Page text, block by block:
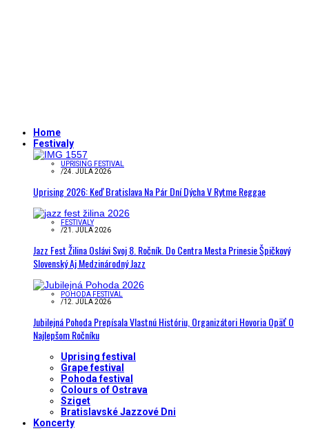
Home
Festivaly
UPRISING FESTIVAL
/24. JÚLA 2026
Uprising 2026: Keď Bratislava Na Pár Dní Dýcha V Rytme Reggae
FESTIVALY
/21. JÚLA 2026
Jazz Fest Žilina Oslávi Svoj 8. Ročník. Do Centra Mesta Prinesie Špičkový
Slovenský Aj Medzinárodný Jazz
POHODA FESTIVAL
/12. JÚLA 2026
Jubilejná Pohoda Prepísala Vlastnú Históriu, Organizátori Hovoria Opäť O
Najlepšom Ročníku
Uprising festival
Grape festival
Pohoda festival
Colours of Ostrava
Sziget
Bratislavské Jazzové Dni
Koncerty